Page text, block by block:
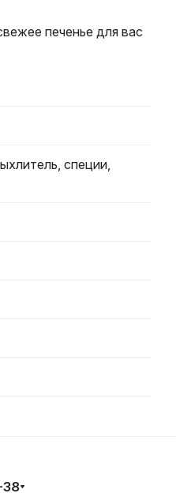
печенье для вас
специи,
38